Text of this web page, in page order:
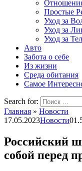
Простые
Уход за
Уход за
Уход за
Авто
Забота о себе
Из жизни
Среда обитания
Самое
Search for:
Главная » Новости
17.05.2023Новости0
Российский
собой перед